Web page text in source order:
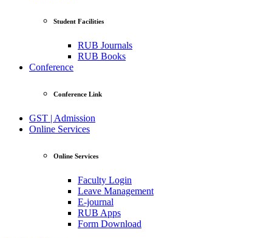
Student Facilities
RUB Journals
RUB Books
Conference
Conference Link
GST | Admission
Online Services
Online Services
Faculty Login
Leave Management
E-journal
RUB Apps
Form Download